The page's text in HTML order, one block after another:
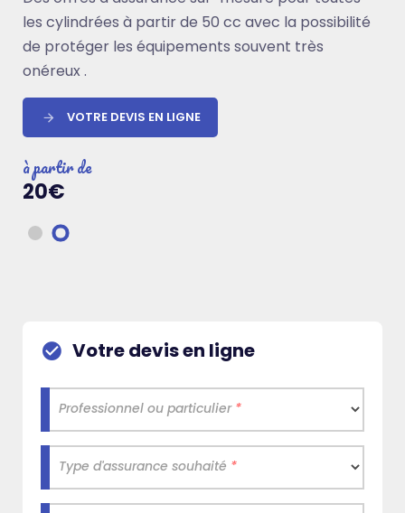
les profils de conducteurs avec bonus, et à tous
les véhicules, neuf ou d’occasion, à des tarifs ultra
compétitifs.
VOTRE DEVIS EN LIGNE
à partir de
18€
les cylindrées à partir de 50 cc avec la possibilité
de protéger les équipements souvent très
onéreux .
VOTRE DEVIS EN LIGNE
à partir de
20€
Votre devis en ligne
Professionnel ou particulier *
Type d'assurance souhaité *